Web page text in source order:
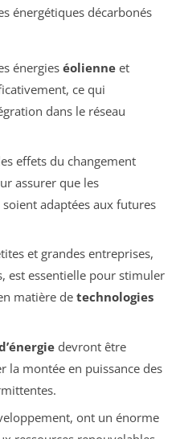
énergétiques décarbonés
énergies éolienneet
ce qui
dans le réseau
effets du changement
assurer que les
adaptées aux futures
et grandes entreprises,
est essentielle pour stimuler
matière de technologies
devront être
la montée en puissance des
ont un énorme